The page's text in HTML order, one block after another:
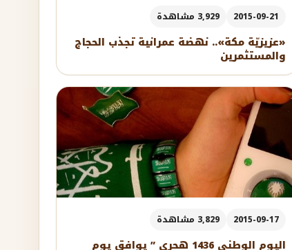
2015-09-21 3,929 مشاهدة
«عزيزيّة مكة».. نهضة عمرانية تجذب الحجاج
والمستثمرين
2015-09-17 3,829 مشاهدة
اليوم الوطني 1436 هجري ” يوافق يوم